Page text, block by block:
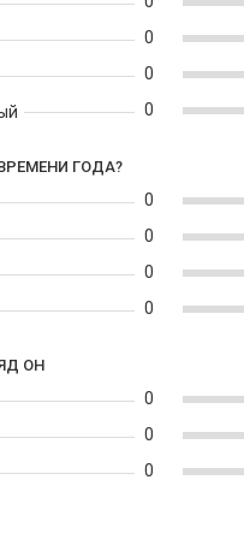
0
0
0
ГОДА?
0
0
0
0
ОН
0
0
0